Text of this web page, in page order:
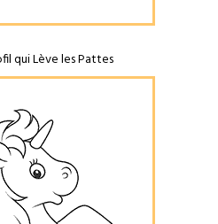
qui Lève les Pattes